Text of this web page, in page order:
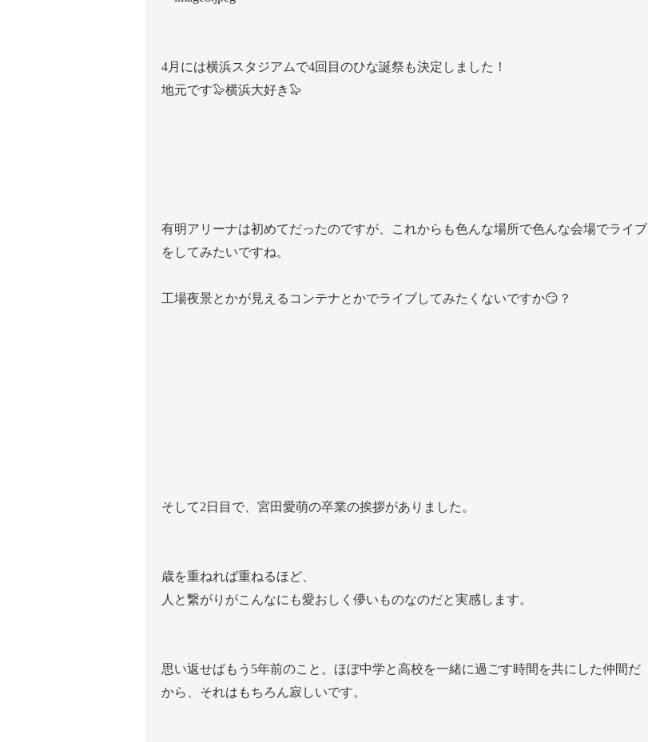
4月には横浜スタジアムで4回目のひな誕祭も決定しました！
地元です🦭横浜大好き🦭
有明アリーナは初めてだったのですが、これからも色んな場所で色んな会場でライブ
をしてみたいですね。
工場夜景とかが見えるコンテナとかでライブしてみたくないですか😏？
そして2日目で、宮田愛萌の卒業の挨拶がありました。
歳を重ねれば重ねるほど、
人と繋がりがこんなにも愛おしく儚いものなのだと実感します。
思い返せばもう5年前のこと。ほぼ中学と高校を一緒に過ごす時間を共にした仲間だ
から、それはもちろん寂しいです。